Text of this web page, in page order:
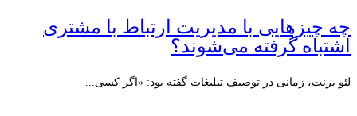
چه چیزهایی با مدیریت ارتباط با مشتری
اشتباه گرفته می‌شوند؟
لئو برنت، زمانی در توصیف تبلیغات گفته بود: «اگر کسی...